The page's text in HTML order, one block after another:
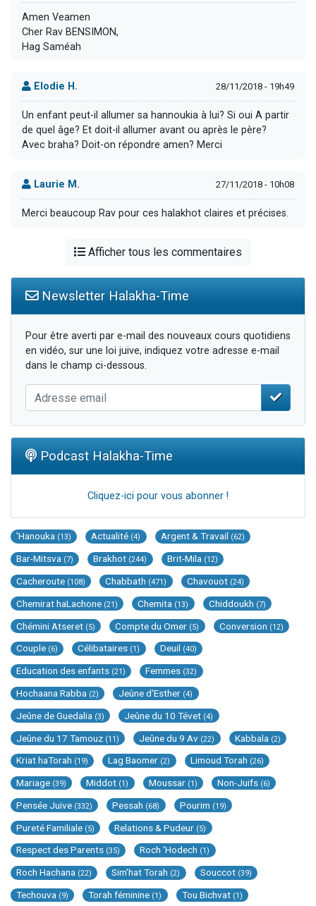
Amen Veamen
Cher Rav BENSIMON,
Hag Saméah
Elodie H. 28/11/2018 - 19h49
Un enfant peut-il allumer sa hannoukia à lui? Si oui A partir
de quel âge? Et doit-il allumer avant ou après le père?
Avec braha? Doit-on répondre amen? Merci
Laurie M. 27/11/2018 - 10h08
Merci beaucoup Rav pour ces halakhot claires et précises.
Afficher tous les commentaires
Newsletter Halakha-Time
Pour être averti par e-mail des nouveaux cours quotidiens
en vidéo, sur une loi juive, indiquez votre adresse e-mail
dans le champ ci-dessous.
Podcast Halakha-Time
Cliquez-ici pour vous abonner !
'Hanouka (13) Actualité (4) Argent & Travail (62)
Bar-Mitsva (7) Brakhot (244) Brit-Mila (12)
Cacheroute (108) Chabbath (471) Chavouot (24)
Chemirat haLachone (21) Chemita (13) Chiddoukh (7)
Chémini Atseret (5) Compte du Omer (5) Conversion (12)
Couple (6) Célibataires (1) Deuil (40)
Education des enfants (21) Femmes (32)
Hochaana Rabba (2) Jeûne d'Esther (4)
Jeûne de Guedalia (3) Jeûne du 10 Tévet (4)
Jeûne du 17 Tamouz (11) Jeûne du 9 Av (22) Kabbala (2)
Kriat haTorah (19) Lag Baomer (2) Limoud Torah (26)
Mariage (39) Middot (1) Moussar (1) Non-Juifs (6)
Pensée Juive (332) Pessah (68) Pourim (19)
Pureté Familiale (5) Relations & Pudeur (5)
Respect des Parents (35) Roch 'Hodech (1)
Roch Hachana (22) Sim'hat Torah (2) Souccot (39)
Techouva (9) Torah féminine (1) Tou Bichvat (1)